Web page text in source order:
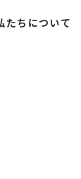
たちについて